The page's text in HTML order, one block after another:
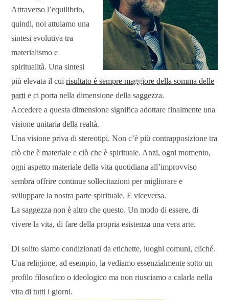
Attraverso l’equilibrio,
quindi, noi attuiamo una
sintesi evolutiva tra
materialismo e
spiritualità. Una sintesi
più elevata il cuirisultato è sempre maggiore della somma delle
parti e ci porta nella dimensione della saggezza.
Accedere a questa dimensione significa adottare finalmente una
visione unitaria della realtà.
Una visione priva di stereotipi. Non c’è più contrapposizione tra
ciò che è materiale e ciò che è spirituale. Anzi, ogni momento,
ogni aspetto materiale della vita quotidiana all’improvviso
sembra offrire continue sollecitazioni per migliorare e
sviluppare la nostra parte spirituale. E viceversa.
La saggezza non è altro che questo. Un modo di essere, di
vivere la vita, di fare della propria esistenza una vera arte.
Di solito siamo condizionati da etichette, luoghi comuni, cliché.
Una religione, ad esempio, la vediamo essenzialmente sotto un
profilo filosofico o ideologico ma non riusciamo a calarla nella
vita di tutti i giorni.